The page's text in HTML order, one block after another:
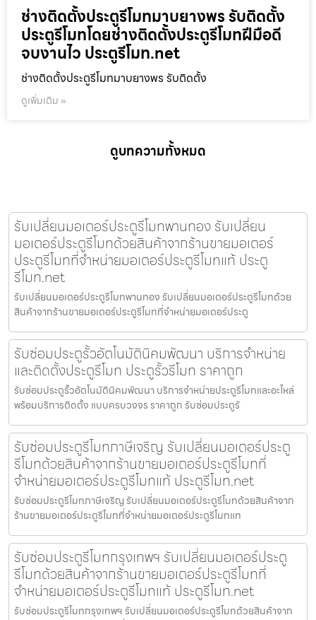
ช่างติดตั้งประตูรีโมทมาบยางพร รับติดตั้ง
ประตูรีโมทโดยช่างติดตั้งประตูรีโมทฝีมือดี
จบงานไว ประตูรีโมท.net
ช่างติดตั้งประตูรีโมทมาบยางพร รับติดตั้ง
ดูเพิ่มเติม »
ดูบทความทั้งหมด
รับเปลี่ยนมอเตอร์ประตูรีโมทพานทอง รับเปลี่ยน
มอเตอร์ประตูรีโมทด้วยสินค้าจากร้านขายมอเตอร์
ประตูรีโมทที่จำหน่ายมอเตอร์ประตูรีโมทแท้ ประตู
รีโมท.net
รับเปลี่ยนมอเตอร์ประตูรีโมทพานทอง รับเปลี่ยนมอเตอร์ประตูรีโมทด้วย
สินค้าจากร้านขายมอเตอร์ประตูรีโมทที่จำหน่ายมอเตอร์ประตู
รับซ่อมประตูรั้วอัตโนมัตินิคมพัฒนา บริการจำหน่าย
และติดตั้งประตูรีโมท ประตูรั้วรีโมท ราคาถูก
รับซ่อมประตูรั้วอัตโนมัตินิคมพัฒนา บริการจำหน่ายประตูรีโมทและอะไหล่
พร้อมบริการติดตั้ง แบบครบวงจร ราคาถูก รับซ่อมประตูรั
รับซ่อมประตูรีโมทภาษีเจริญ รับเปลี่ยนมอเตอร์ประตู
รีโมทด้วยสินค้าจากร้านขายมอเตอร์ประตูรีโมทที่
จำหน่ายมอเตอร์ประตูรีโมทแท้ ประตูรีโมท.net
รับซ่อมประตูรีโมทภาษีเจริญ รับเปลี่ยนมอเตอร์ประตูรีโมทด้วยสินค้าจาก
ร้านขายมอเตอร์ประตูรีโมทที่จำหน่ายมอเตอร์ประตูรีโมทแท
รับซ่อมประตูรีโมทกรุงเทพฯ รับเปลี่ยนมอเตอร์ประตู
รีโมทด้วยสินค้าจากร้านขายมอเตอร์ประตูรีโมทที่
จำหน่ายมอเตอร์ประตูรีโมทแท้ ประตูรีโมท.net
รับซ่อมประตูรีโมทกรุงเทพฯ รับเปลี่ยนมอเตอร์ประตูรีโมทด้วยสินค้าจาก